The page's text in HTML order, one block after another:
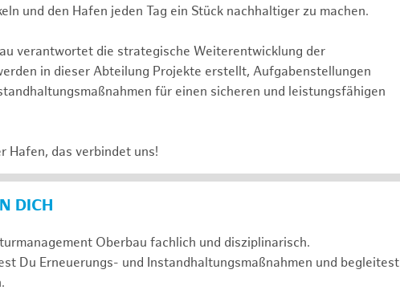
und den Hafen jeden Tag ein Stück nachhaltiger zu machen.
verantwortet die strategische Weiterentwicklung der
in dieser Abteilung Projekte erstellt, Aufgabenstellungen
für einen sicheren und leistungsfähigen
Hafen, das verbindet uns!
DICH
Oberbau fachlich und disziplinarisch.
Du Erneuerungs- und Instandhaltungsmaßnahmen und begleitest